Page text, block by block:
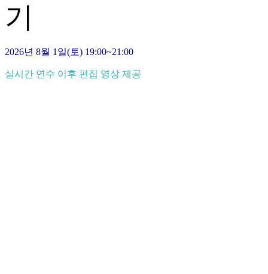
기
2026년 8월 1일(토) 19:00~21:00
실시간 연수 이후 편집 영상 제공